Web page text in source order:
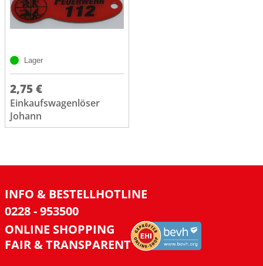
Lager
2,75 €
Einkaufswagenlöser
Johann
INFO & BESTELLHOTLINE
0228 - 953500
ONLINE SHOPPING
FAIR & TRANSPARENT